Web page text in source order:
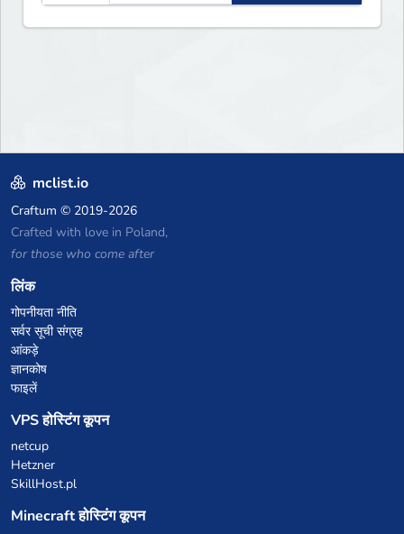
friendly community, balanced
economy, and long-term
mclist.io
Craftum © 2019-2026
Crafted with love in Poland,
for those who come after
लिंक
गोपनीयता नीति
सर्वर सूची संग्रह
आंकड़े
ज्ञानकोष
फाइलें
VPS होस्टिंग कूपन
netcup
Hetzner
SkillHost.pl
Minecraft होस्टिंग कूपन